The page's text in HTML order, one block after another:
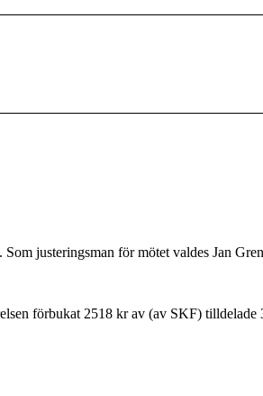
justeringsman för mötet valdes Jan
förbukat 2518 kr av (av SKF) tilldelade